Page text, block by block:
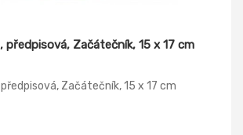
předpisová, Začátečník, 15 x 17 cm
Začátečník, 15 x 17 cm